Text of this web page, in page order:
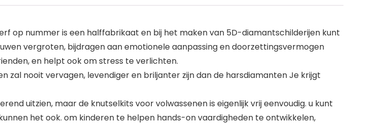
op nummer is een halffabrikaat en bij het maken van 5D-diamantschilderijen kunt
vergroten, bijdragen aan emotionele aanpassing en doorzettingsvermogen
en helpt ook om stress te verlichten.
zal nooit vervagen, levendiger en briljanter zijn dan de harsdiamanten Je krijgt
uitzien, maar de knutselkits voor volwassenen is eigenlijk vrij eenvoudig. u kunt
het ook. om kinderen te helpen hands-on vaardigheden te ontwikkelen,